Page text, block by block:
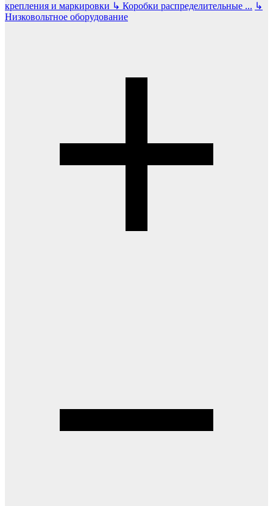
крепления и маркировки ↳ Коробки распределительные ... ↳
Низковольтное оборудование